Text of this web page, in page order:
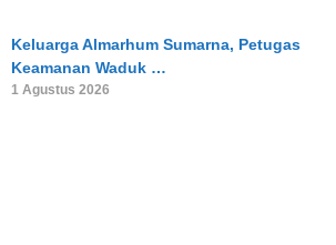
Keluarga Almarhum Sumarna, Petugas
Keamanan Waduk …
1 Agustus 2026